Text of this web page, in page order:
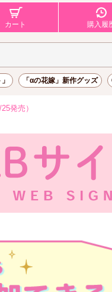
カート 購入履
「αの花嫁」新作グッズ
発売）